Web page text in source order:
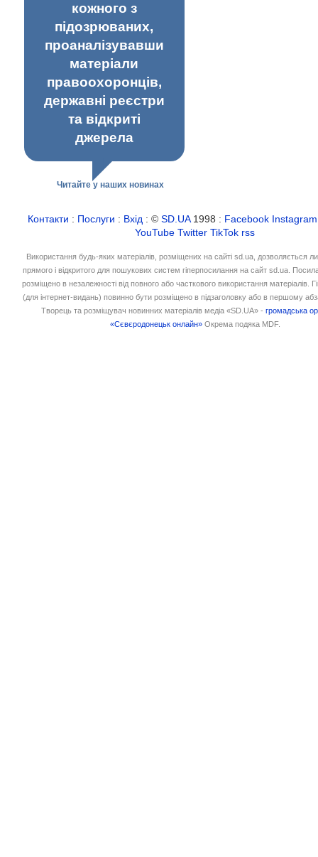
кожного з
підозрюваних,
проаналізувавши
матеріали
правоохоронців,
державні реєстри
та відкриті
джерела
Читайте у наших новинах
Контакти : Послуги : Вхід : ©SD.UA1998 : Facebook Instagram
YouTube Twitter TikTok rss
Використання будь-яких матеріалів, розміщених на сайті sd.ua, дозволяється
прямого і відкритого для пошукових систем гіперпосилання на сайт sd.ua.
розміщено в незалежності від повного або часткового використання матеріалів.
(для інтернет-видань) повинно бути розміщено в підзаголовку або в першому
Творець та розміщувач новинних матеріалів медіа «SD.UA» -громадська
«Сєвєродонецьк онлайн» Окрема подяка MDF.